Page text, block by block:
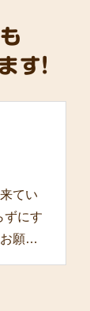
す!
てい
ずにす
願い